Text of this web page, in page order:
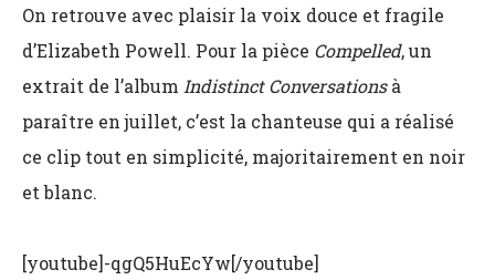
On retrouve avec plaisir la voix douce et fragile
d’Elizabeth Powell. Pour la pièce Compelled, un
extrait de l’album Indistinct Conversationsà
paraître en juillet, c’est la chanteuse qui a réalisé
ce clip tout en simplicité, majoritairement en noir
et blanc.
[youtube]-qgQ5HuEcYw[/youtube]